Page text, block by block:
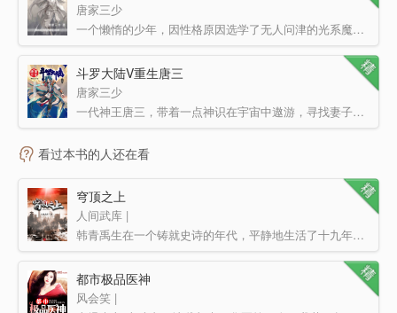
唐家三少
一个懒惰的少年，因性格原因选学了无人问津的光系魔法，却无意中踏近了命运的巨轮，一步一步的成为了传说中…
斗罗大陆V重生唐三
唐家三少
一代神王唐三，带着一点神识在宇宙中遨游，寻找妻子转世重生的世界。在神识的牵引下，他来到了一个叫做妖精…
看过本书的人还在看
穹顶之上
人间武库 |
韩青禹生在一个铸就史诗的年代，平静地生活了十九年，从未想过，有一天自己会变成史诗里灿若星辰的名字。 …
都市极品医神
风会笑 |